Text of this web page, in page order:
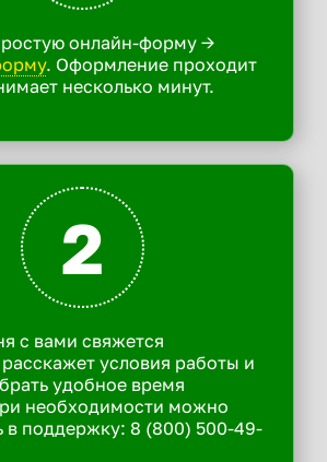
онлайн-форму ->
. Оформление проходит
несколько минут.
2
с вами свяжется
условия работы и
удобное время
необходимости можно
в поддержку: 8 (800) 500-49-